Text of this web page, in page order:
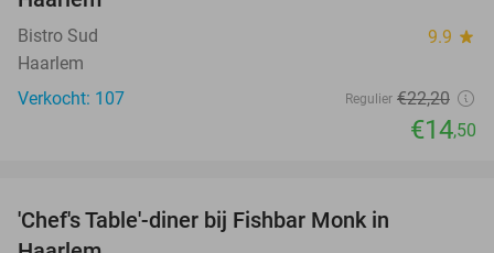
Bistro Sud 9.9 star
Haarlem
Verkocht: 107
Regulier €22,20
€14,50
'Chef's Table'-diner bij Fishbar Monk in